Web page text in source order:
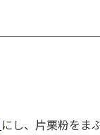
にし、片栗粉をま